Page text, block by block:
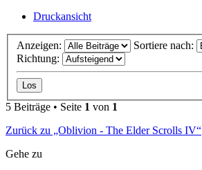
Druckansicht
Anzeigen:
Sortiere nach:
Richtung:
5 Beiträge • Seite 1 von 1
Zurück zu „Oblivion - The Elder Scrolls IV“
Gehe zu